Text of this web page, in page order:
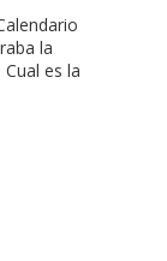
la
es la